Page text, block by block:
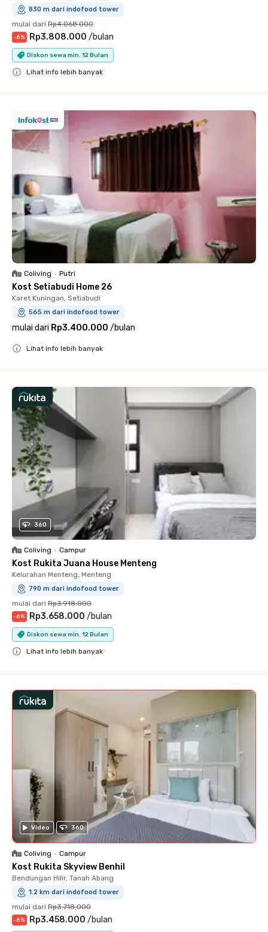
830 m dari indofood tower
mulai dari Rp4.068.000
-6% Rp3.808.000 /bulan
Diskon sewa min. 12 Bulan
Lihat info lebih banyak
Coliving • Putri
Kost Setiabudi Home 26
Karet Kuningan, Setiabudi
565 m dari indofood tower
mulai dari Rp3.400.000 /bulan
Lihat info lebih banyak
360
Coliving • Campur
Kost Rukita Juana House Menteng
Kelurahan Menteng, Menteng
790 m dari indofood tower
mulai dari Rp3.918.000
-6% Rp3.658.000 /bulan
Diskon sewa min. 12 Bulan
Lihat info lebih banyak
Video 360
Coliving • Campur
Kost Rukita Skyview Benhil
Bendungan Hilir, Tanah Abang
1.2 km dari indofood tower
mulai dari Rp3.718.000
-6% Rp3.458.000 /bulan